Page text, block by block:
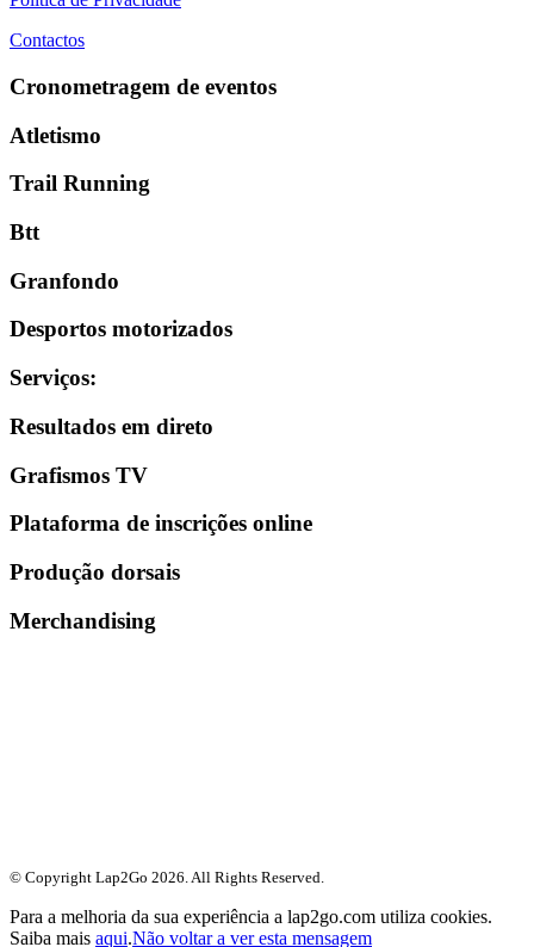
Contactos
Cronometragem de eventos
Atletismo
Trail Running
Btt
Granfondo
Desportos motorizados
Serviços:
Resultados em direto
Grafismos TV
Plataforma de inscrições online
Produção dorsais
Merchandising
© Copyright Lap2Go 2026. All Rights Reserved.
Para a melhoria da sua experiência a lap2go.com utiliza cookies.
Saiba mais aqui.Não voltar a ver esta mensagem